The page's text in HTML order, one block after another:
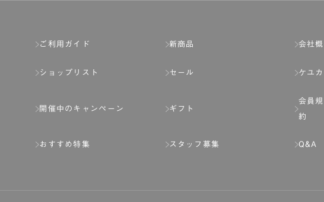
1.会員の登録は、弊社所定の情報を、インターネット上のペー
2.会員登録は、一人につき１アカウントのみとします。一人で
3.前項の定めの他、弊社は、会員登録した方が以下の各号のい
ご利用ガイド
ショップリスト
開催中のキャンペーン
おすすめ特集
新商品
セール
ギフト
スタッフ募集
会社
ケユ
会員規
約
Q&A